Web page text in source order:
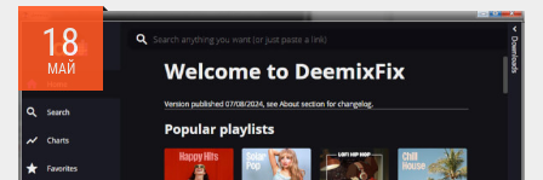
предназначена для...
18
МАЙ